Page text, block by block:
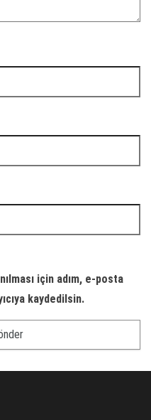
için adım, e-posta
kaydedilsin.